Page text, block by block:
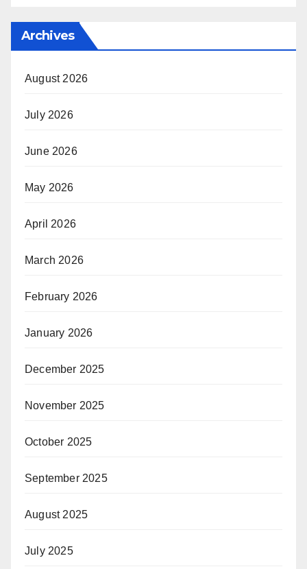
Archives
August 2026
July 2026
June 2026
May 2026
April 2026
March 2026
February 2026
January 2026
December 2025
November 2025
October 2025
September 2025
August 2025
July 2025